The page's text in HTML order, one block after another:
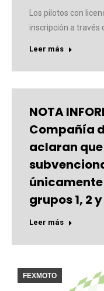
Los pilotos con
inscripción a través
Leer más
NOTA
Compañía
aclaran
únicamente
grupos 1, 2 y
Leer más
FEXMOTO